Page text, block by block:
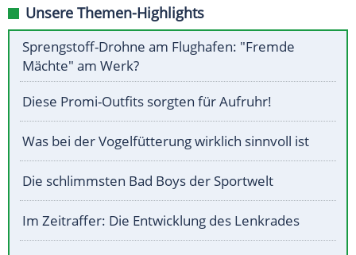
Unsere Themen-Highlights
Sprengstoff-Drohne am Flughafen: "Fremde
Mächte" am Werk?
Diese Promi-Outfits sorgten für Aufruhr!
Was bei der Vogelfütterung wirklich sinnvoll ist
Die schlimmsten Bad Boys der Sportwelt
Im Zeitraffer: Die Entwicklung des Lenkrades